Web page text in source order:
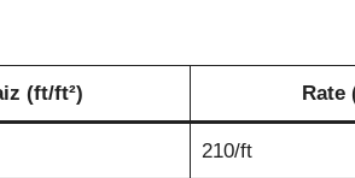
(ft/ft²) Rate
210/ft